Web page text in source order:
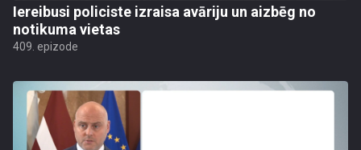
Iereibusi policiste izraisa avāriju un aizbēg no
notikuma vietas
409. epizode